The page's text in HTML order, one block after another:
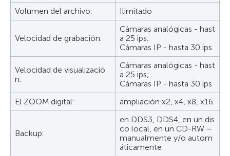
Volumen del archivo:
Ilimitado
Velocidad de grabación:
Cámaras analógicas - hast
a 25 ips;
Cámaras IP - hasta 30 ips
Velocidad de visualizació
n:
Cámaras analógicas - hast
a 25 ips;
Cámaras IP - hasta 30 ips
El ZOOM digital:
ampliación x2, x4, x8, x16
Backup:
en DDS3, DDS4, en un dis
co local, en un CD-RW –
manualmente y/o autom
áticamente